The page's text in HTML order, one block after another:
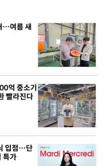
…여름 새
억 중소기
빨라진다
입점…단
특가